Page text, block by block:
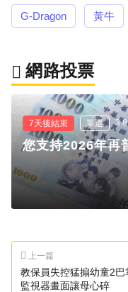
G-Dragon 黃牛
網路投票
7天後結束 單選
您支持2026年再
上一篇
教保員失控猛搧幼童2巴
監視器畫面讓母心碎